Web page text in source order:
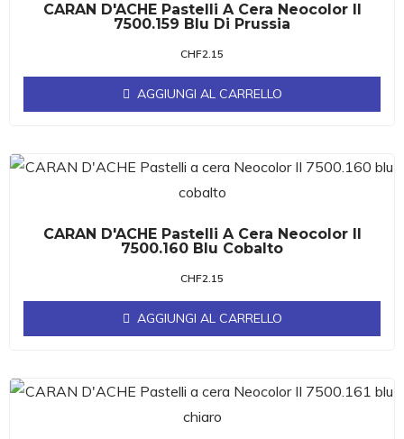
CARAN D'ACHE Pastelli A Cera Neocolor II
7500.159 Blu Di Prussia
CHF2.15
AGGIUNGI AL CARRELLO
CARAN D'ACHE Pastelli A Cera Neocolor II
7500.160 Blu Cobalto
CHF2.15
AGGIUNGI AL CARRELLO